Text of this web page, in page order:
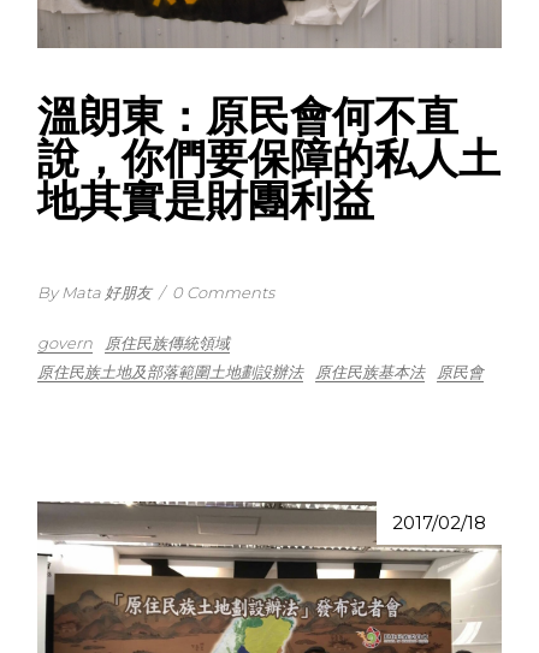
溫朗東：原民會何不直
說，你們要保障的私人土
地其實是財團利益
By Mata 好朋友 / 0 Comments
govern
原住民族傳統領域
原住民族土地及部落範圍土地劃設辦法
原住民族基本法 原民會
2017/02/18